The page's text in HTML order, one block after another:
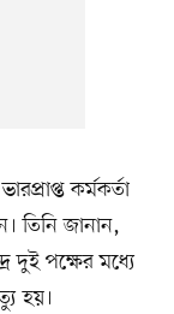
কর্মকর্তা
তিনি জানান,
দুই পক্ষের মধ্যে
হয়।